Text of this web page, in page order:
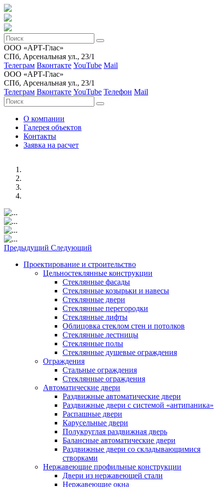
ООО «АРТ-Глас»
СПб, Арсенальная ул., 23/1
Телеграм Вконтакте YouTube Mail
ООО «АРТ-Глас»
СПб, Арсенальная ул., 23/1
Телеграм Вконтакте YouTube Телефон Mail
О компании
Галерея объектов
Контакты
Заявка на расчет
Предыдущий Следующий
Проектирование и строительство
Цельностеклянные конструкции
Стеклянные фасады
Стеклянные козырьки и навесы
Стеклянные двери
Стеклянные перегородки
Стеклянные лифты
Облицовка стеклом стен и потолков
Стеклянные лестницы
Стеклянные полы
Стеклянные душевые ограждения
Ограждения
Стальные ограждения
Cтеклянные ограждения
Автоматические двери
Раздвижные автоматические двери
Раздвижные двери с системой «антипаника»
Распашные двери
Карусельные двери
Полукруглая раздвижная дверь
Балансные автоматические двери
Раздвижные двери со складывающимися
створками
Нержавеющие профильные конструкции
Двери из нержавеющей стали
Нержавеющие окна